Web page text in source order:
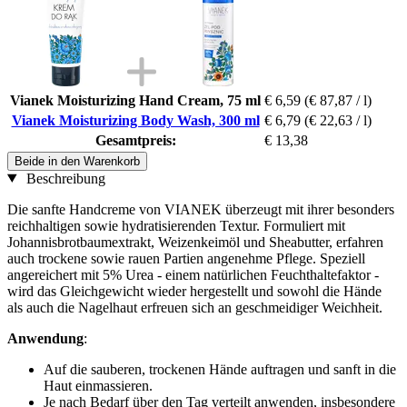
Vianek Moisturizing Hand Cream, 75 ml € 6,59 (€ 87,87 / l)
Vianek Moisturizing Body Wash, 300 ml € 6,79 (€ 22,63 / l)
Gesamtpreis:
€ 13,38
Beide in den Warenkorb
Beschreibung
Die sanfte Handcreme von VIANEK überzeugt mit ihrer besonders
reichhaltigen sowie hydratisierenden Textur. Formuliert mit
Johannisbrotbaumextrakt, Weizenkeimöl und Sheabutter, erfahren
auch trockene sowie rauen Partien angenehme Pflege. Speziell
angereichert mit 5% Urea - einem natürlichen Feuchthaltefaktor -
wird das Gleichgewicht wieder hergestellt und sowohl die Hände
als auch die Nagelhaut erfreuen sich an geschmeidiger Weichheit.
Anwendung:
Auf die sauberen, trockenen Hände auftragen und sanft in die
Haut einmassieren.
Je nach Bedarf über den Tag verteilt anwenden, insbesondere